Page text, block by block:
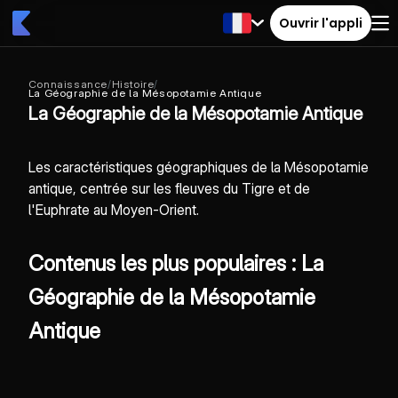
Ouvrir l'appli
Connaissance/Histoire/
La Géographie de la Mésopotamie Antique
La Géographie de la Mésopotamie Antique
Les caractéristiques géographiques de la Mésopotamie
antique, centrée sur les fleuves du Tigre et de
l'Euphrate au Moyen-Orient.
Contenus les plus populaires : La
Géographie de la Mésopotamie
Antique